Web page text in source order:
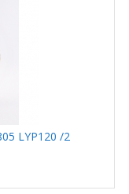
LYP120 /2